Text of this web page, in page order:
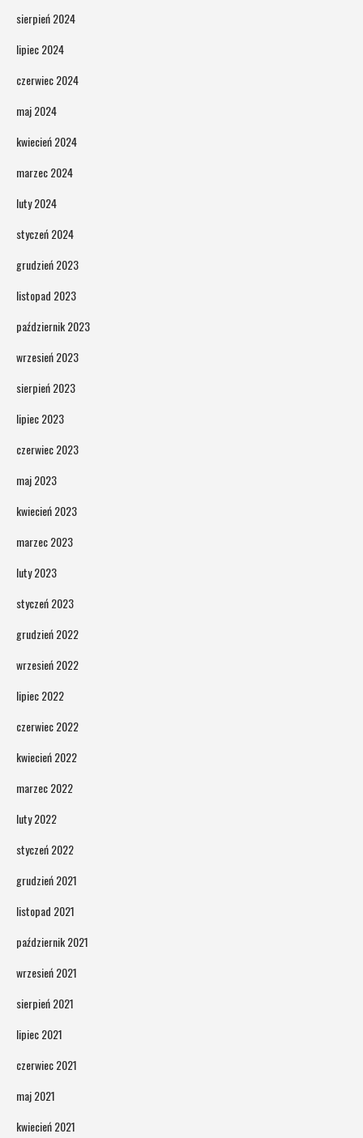
sierpień 2024
lipiec 2024
czerwiec 2024
maj 2024
kwiecień 2024
marzec 2024
luty 2024
styczeń 2024
grudzień 2023
listopad 2023
październik 2023
wrzesień 2023
sierpień 2023
lipiec 2023
czerwiec 2023
maj 2023
kwiecień 2023
marzec 2023
luty 2023
styczeń 2023
grudzień 2022
wrzesień 2022
lipiec 2022
czerwiec 2022
kwiecień 2022
marzec 2022
luty 2022
styczeń 2022
grudzień 2021
listopad 2021
październik 2021
wrzesień 2021
sierpień 2021
lipiec 2021
czerwiec 2021
maj 2021
kwiecień 2021